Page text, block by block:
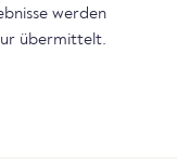
werden
übermittelt.